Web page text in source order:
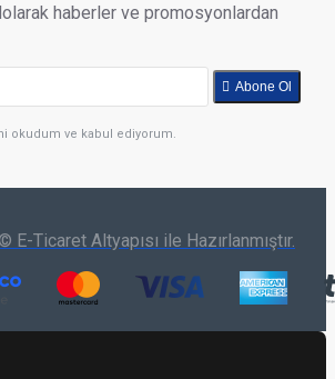
haberler ve promosyonlardan
Abone Ol
okudum ve kabul ediyorum.
E-Ticaret Altyapısı ile Hazırlanmıştır.